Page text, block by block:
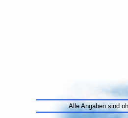
Alle Angaben sind